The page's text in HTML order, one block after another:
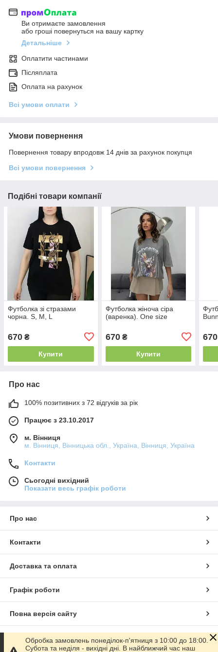
Ви отримаєте замовлення
або гроші повернуться на вашу картку
Детальніше
Оплатити частинами
Післяплата
Оплата на рахунок
Всі умови оплати
Умови повернення
Повернення товару впродовж 14 днів за рахунок покупця
Всі умови повернення
Подібні товари компанії
Футболка зі стразами
чорна. S, M, L
670 ₴
Купити
Футболка жіноча cіра
(варенка). One size
670₴
Купити
670
Про нас
100% позитивних з 72 відгуків за рік
Працює з 23.10.2017
м. Вінниця
м. Вінниця, Вінницька обл., Україна, Вінниця, Україна
Контакти
Сьогодні вихідний
Показати весь графік роботи
Про нас
Контакти
Доставка та оплата
Графік роботи
Повна версія сайту
Сайт створено на маркетплейсі Prom.ua
Обробка замовлень понеділок-п'ятниця з 10:00 до 18:00.
Субота та неділя - вихідні дні. В найближчий час наш